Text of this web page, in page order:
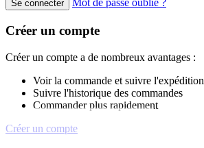
Se connecter Mot de passe oublié ?
Créer un compte
Créer un compte a de nombreux avantages :
Voir la commande et suivre l'expédition
Suivre l'historique des commandes
Commander plus rapidement
Créer un compte